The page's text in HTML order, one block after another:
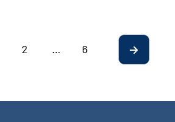
2 … 6